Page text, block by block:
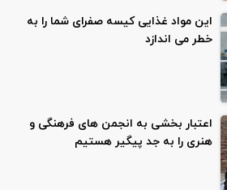
این مواد غذایی کیسه صفرای شما را به
خطر می اندازد
اعتبار بخشی به انجمن های فرهنگی و
هنری را به جد پیگیر هستیم